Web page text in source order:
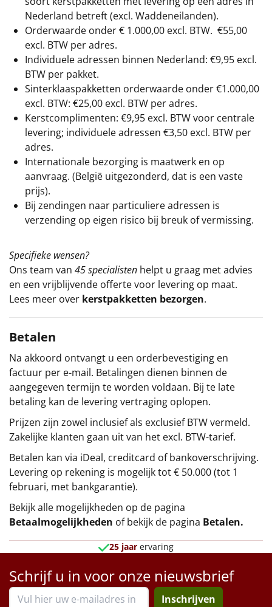
Nederland betreft (excl. Waddeneilanden).
Orderwaarde onder € 1.000,00 excl. BTW. €55,00
excl. BTW per adres.
Individuele adressen binnen Nederland: €9,95 excl.
BTW per pakket.
Sinterklaaspakketten orderwaarde onder €1.000,00
excl. BTW: €25,00 excl. BTW per adres.
Kerstcomplimenten: €9,95 excl. BTW voor centrale
levering; individuele adressen €3,50 excl. BTW per
adres.
Internationale bezorging is maatwerk en op
aanvraag. (België uitgezonderd, dat is een vaste
prijs).
Bij zendingen naar particuliere adressen is
verzending op eigen risico bij breuk of vermissing.
Specifieke wensen?
Ons team van 45 specialisten helpt u graag met advies
en een vrijblijvende offerte voor levering op maat.
Lees meer over kerstpakketten bezorgen.
Betalen
Na akkoord ontvangt u een orderbevestiging en
factuur per e-mail. Betalingen dienen binnen de
aangegeven termijn te worden voldaan. Bij te late
betaling kan de levering vertraging oplopen.
Prijzen zijn zowel inclusief als exclusief BTW vermeld.
Zakelijke klanten gaan uit van het excl. BTW-tarief.
Betalen kan via iDeal, creditcard of bankoverschrijving.
Levering op rekening is mogelijk tot € 50.000 (tot 1
februari, met bankgarantie).
Bekijk alle mogelijkheden op de pagina
Betaalmogelijkheden of bekijk de pagina Betalen.
25 jaar ervaring
Schrijf u in voor onze nieuwsbrief
Inschrijven